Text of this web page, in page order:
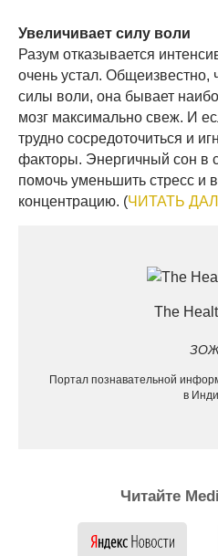
Увеличивает силу воли
Разум отказывается
очень устал. Общеизвестно,
силы воли, она бывает
мозг максимально свеж. И
трудно сосредоточиться и
факторы. Энергичный сон в
помочь уменьшить стресс и
концентрацию. (ЧИТАТЬ
The
Портал познавательной
в
Читайте